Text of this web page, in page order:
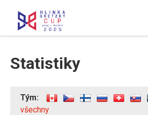
Statistiky
Tým:
všechny